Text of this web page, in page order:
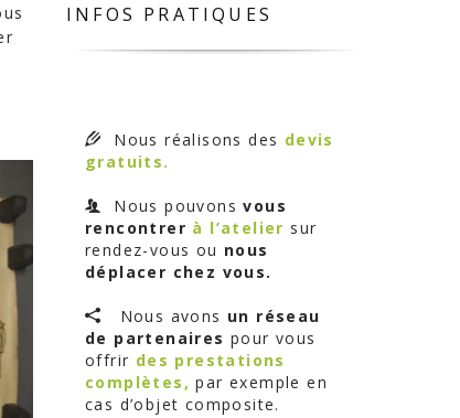
INFOS PRATIQUES
Nous réalisons des devis
gratuits.
Nous pouvonsvous
rencontrer à l’atelier sur
rendez-vous ou nous
déplacer chez vous.
Nous avons un réseau
de partenairespour vous
offrir des prestations
complètes, par exemple en
cas d’objet composite.